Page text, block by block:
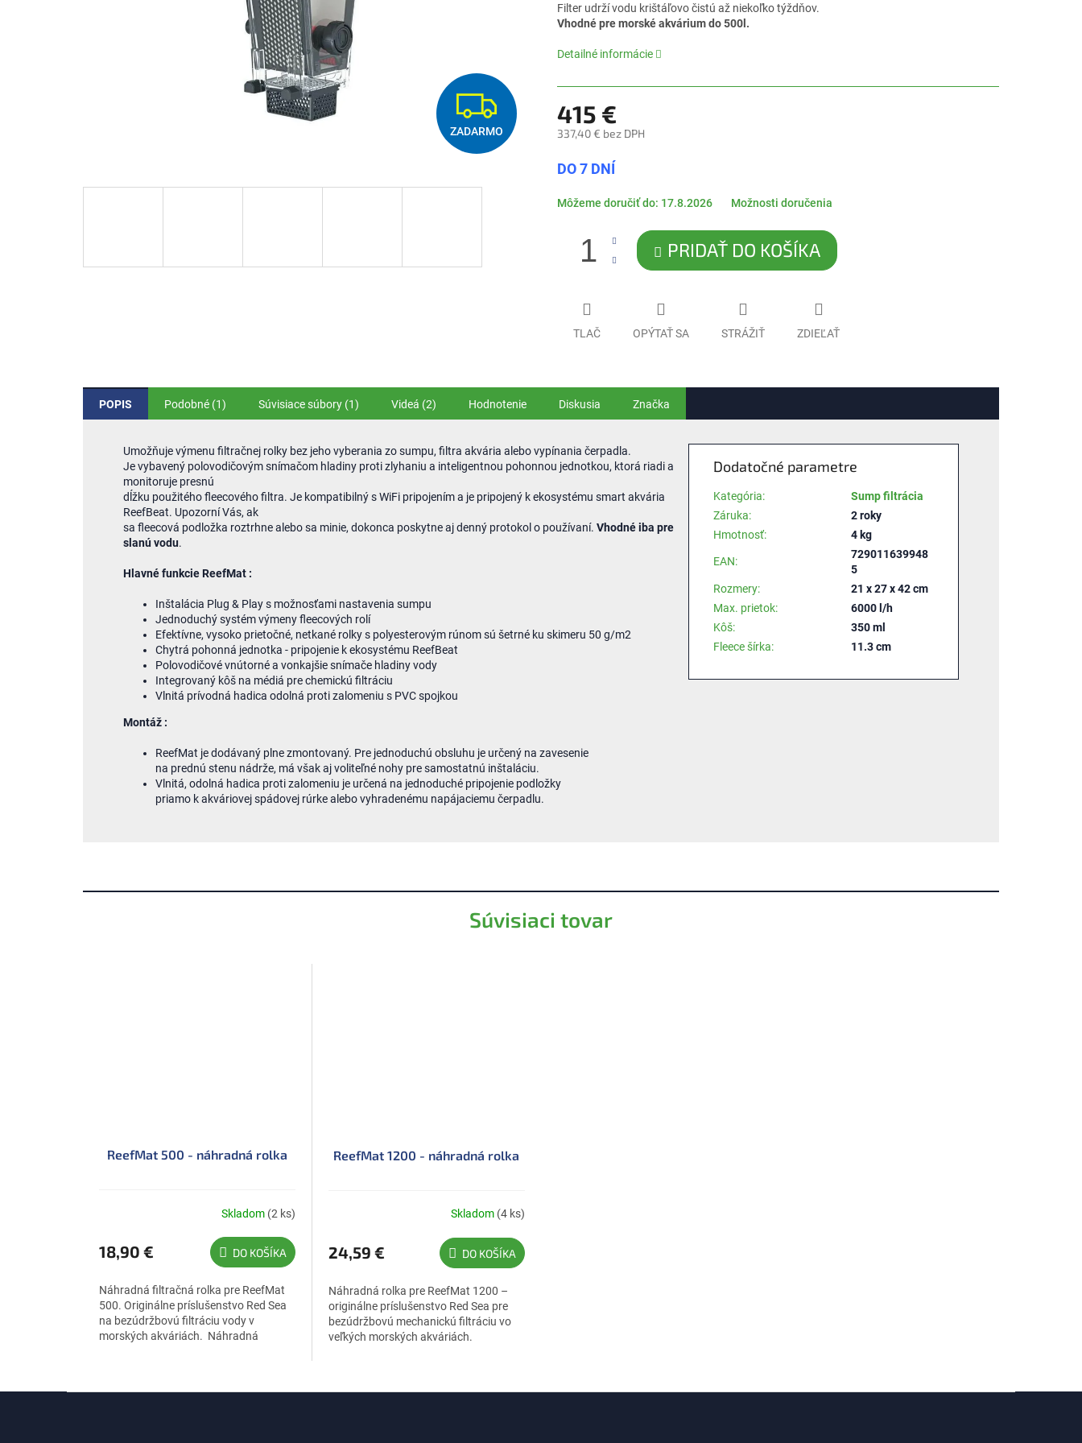
Z
A
ZADARMO
0,0
z
hviezdičiek.
Filter udrží vodu krištáľovo čistú až niekoľko týždňov.
Vhodné pre morské akvárium do 500l.
Detailné informácie
415 €
337,40 € bez DPH
cena:
DO 7 DNÍ
Môžeme doručiť do: 17.8.2026 Možnosti doručenia
PRIDAŤ DO KOŠÍKA
TLAČ OPÝTAŤ SA STRÁŽIŤ ZDIEĽAŤ
Súvisiaci tovar
ReefMat 500 - náhradná rolka
Skladom (2 ks)
18,90 € DO KOŠÍKA
Náhradná filtračná rolka pre ReefMat
500. Originálne príslušenstvo Red Sea
na bezúdržbovú filtráciu vody v
morských akváriách. Náhradná
ReefMat 1200 - náhradná rolka
produktu
je
z
5
hviezdičiek.
Skladom (4 ks)
24,59 € DO KOŠÍKA
Náhradná rolka pre ReefMat 1200 –
originálne príslušenstvo Red Sea pre
bezúdržbovú mechanickú filtráciu vo
veľkých morských akváriách.
POPIS Podobné (1) Súvisiace súbory (1) Videá (2) Hodnotenie Diskusia Značka
Umožňuje výmenu filtračnej rolky bez jeho vyberania zo sumpu, filtra akvária alebo vypínania čerpadla.
Je vybavený polovodičovým snímačom hladiny proti zlyhaniu a inteligentnou pohonnou jednotkou, ktorá riadi a
monitoruje presnú
dĺžku použitého fleecového filtra. Je kompatibilný s WiFi pripojením a je pripojený k ekosystému smart akvária
ReefBeat. Upozorní Vás, ak
sa fleecová podložka roztrhne alebo sa minie, dokonca poskytne aj denný protokol o používaní. Vhodné iba pre
slanú vodu.
Hlavné funkcie ReefMat :
Inštalácia Plug & Play s možnosťami nastavenia sumpu
Jednoduchý systém výmeny fleecových rolí
Efektívne, vysoko prietočné, netkané rolky s polyesterovým rúnom sú šetrné ku skimeru 50 g/m2
Chytrá pohonná jednotka - pripojenie k ekosystému ReefBeat
Polovodičové vnútorné a vonkajšie snímače hladiny vody
Integrovaný kôš na médiá pre chemickú filtráciu
Vlnitá prívodná hadica odolná proti zalomeniu s PVC spojkou
Montáž :
ReefMat je dodávaný plne zmontovaný. Pre jednoduchú obsluhu je určený na zavesenie
na prednú stenu nádrže, má však aj voliteľné nohy pre samostatnú inštaláciu.
Vlnitá, odolná hadica proti zalomeniu je určená na jednoduché pripojenie podložky
priamo k akváriovej spádovej rúrke alebo vyhradenému napájaciemu čerpadlu.
Dodatočné parametre
Kategória:
Sump filtrácia
Záruka:
2 roky
Hmotnosť: 4 kg
EAN:
729011639948
5
Rozmery:
21 x 27 x 42 cm
Max. prietok:
6000 l/h
Kôš:
350 ml
Fleece šírka: 11.3 cm